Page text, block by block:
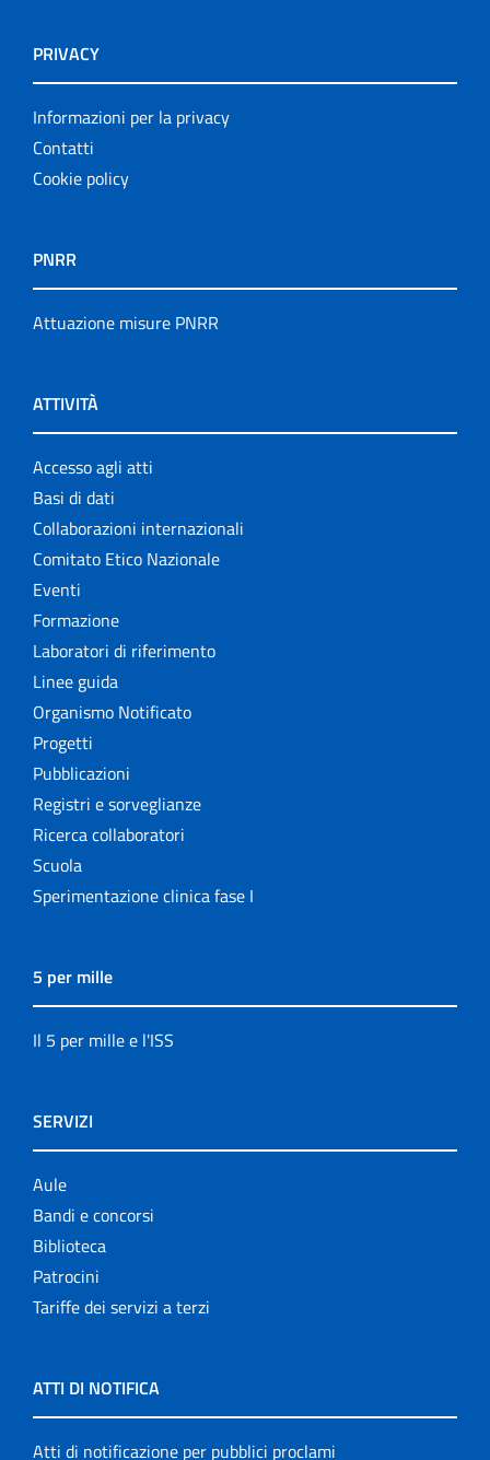
PRIVACY
Informazioni per la privacy
Contatti
Cookie policy
PNRR
Attuazione misure PNRR
ATTIVITÀ
Accesso agli atti
Basi di dati
Collaborazioni internazionali
Comitato Etico Nazionale
Eventi
Formazione
Laboratori di riferimento
Linee guida
Organismo Notificato
Progetti
Pubblicazioni
Registri e sorveglianze
Ricerca collaboratori
Scuola
Sperimentazione clinica fase I
5 per mille
Il 5 per mille e l'ISS
SERVIZI
Aule
Bandi e concorsi
Biblioteca
Patrocini
Tariffe dei servizi a terzi
ATTI DI NOTIFICA
Atti di notificazione per pubblici proclami